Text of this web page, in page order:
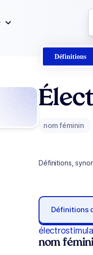
Définitions
nom féminin
Définitions,
Définitions
nom